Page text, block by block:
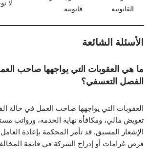
القانونية
قانونية
لا
الأسئلة الشائعة
ما هي العقوبات التي يواجهها صاحب
الفصل التعسفي؟
العقوبات التي يواجهها صاحب العمل في حالة
تعويض مالي، ومكافأة نهاية الخدمة، ورواتب
الإشعار المسبق. قد تأمر المحكمة بإعادة
فرض غرامات أو إدراج الشركة في قائمة